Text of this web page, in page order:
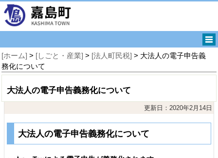
[ホーム] > [しごと・産業] > [法人町民税] > 大法人の電子申告義
務化について
大法人の電子申告義務化について
更新日：2020年2月14日
大法人の電子申告義務化について